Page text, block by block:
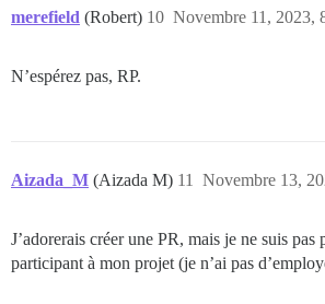
merefield (Robert) Novembre 11, 2023,
10
N’espérez pas, RP.
Aizada_M (Aizada M) Novembre 13,
11
J’adorerais créer une PR, mais je ne suis pas
participant à mon projet (je n’ai pas